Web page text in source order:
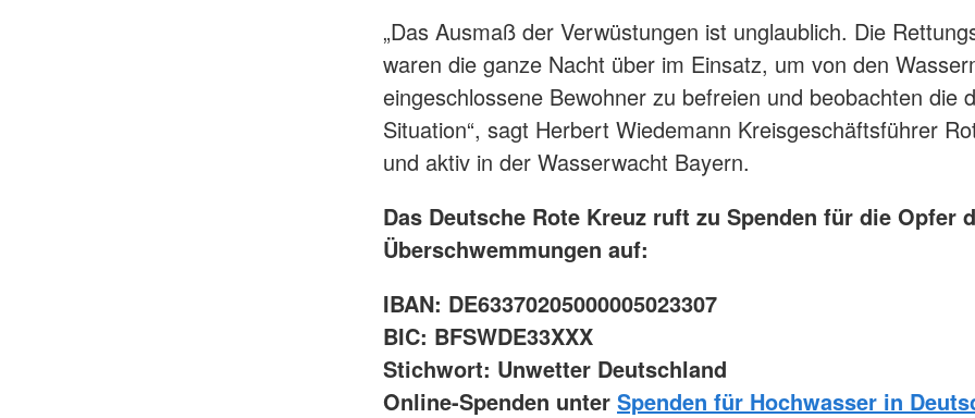
„Das Ausmaß der Verwüstungen ist unglaublich. Die
waren die ganze Nacht über im Einsatz, um von den
eingeschlossene Bewohner zu befreien und beobachten die
Situation“, sagt Herbert Wiedemann Kreisgeschäftsführer
und aktiv in der Wasserwacht Bayern.
Das Deutsche Rote Kreuz ruft zu Spenden für die Opfer
Überschwemmungen auf:
IBAN: DE63370205000005023307
BIC: BFSWDE33XXX
Stichwort: Unwetter Deutschland
Online-Spenden unter Spenden für Hochwasser in